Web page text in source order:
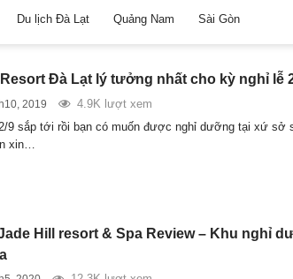
Du lịch Đà Lạt Quảng Nam Sài Gòn
Đà Lạt lý tưởng nhất cho kỳ nghỉ lễ
2019
4.9K lượt xem
9 sắp tới rồi bạn có muốn được nghỉ dưỡng tại xứ sở
xin…
Hill resort & Spa Review – Khu nghỉ